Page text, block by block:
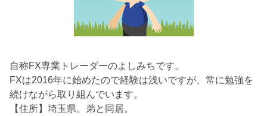
自称FX専業トレーダーのよしみちです。
FXは2016年に始めたので経験は浅いですが、常に勉強を
続けながら取り組んでいます。
【住所】埼玉県。弟と同居。